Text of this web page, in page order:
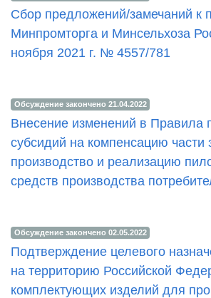
Сбор предложений/замечаний к
Минпромторга и Минсельхоза
ноября 2021 г. № 4557/781
Обсуждение закончено 21.04.2022
Внесение изменений в Правила
субсидий на компенсацию части
производство и реализацию
средств производства
Обсуждение закончено 02.05.2022
Подтверждение целевого
на территорию Российской
комплектующих изделий для